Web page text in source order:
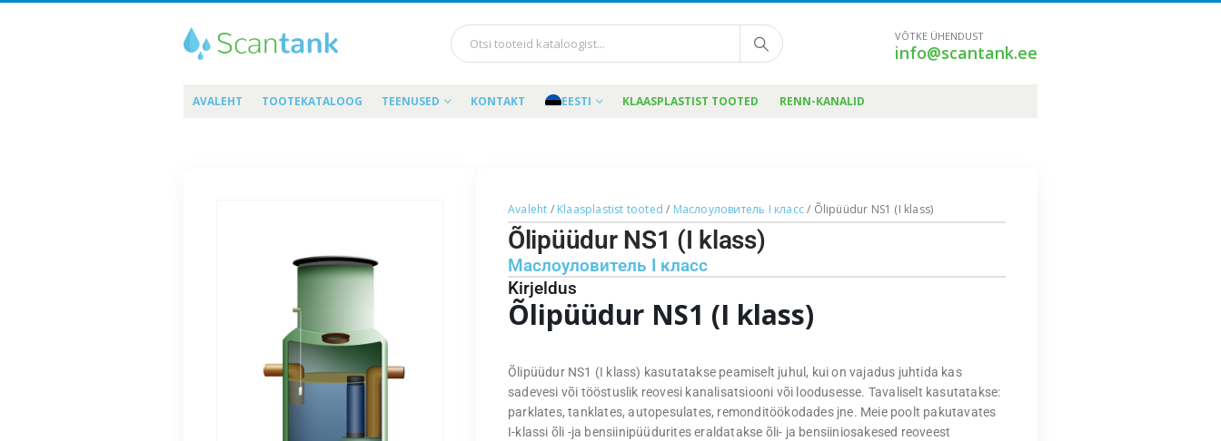
VÕTKE ÜHENDUST
info@scantank.ee
AVALEHT TOOTEKATALOOG TEENUSED KONTAKT EESTI KLAASPLASTIST TOOTED RENN-KANALID
Avaleht / Klaasplastist tooted / Маслоуловитель I класс/ Õlipüüdur NS1 (I klass)
Õlipüüdur NS1 (I klass)
Маслоуловитель I класс
Kirjeldus
Õlipüüdur NS1 (I klass)
Õlipüüdur NS1 (I klass) kasutatakse peamiselt juhul, kui on vajadus juhtida kas
sadevesi või tööstuslik reovesi kanalisatsiooni või loodusesse. Tavaliselt kasutatakse:
parklates, tanklates, autopesulates, remonditöökodades jne. Meie poolt pakutavates
I-klassi õli -ja bensiinipüüdurites eraldatakse õli- ja bensiiniosakesed reoveest